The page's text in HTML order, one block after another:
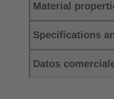
Material
Specifications
Datos